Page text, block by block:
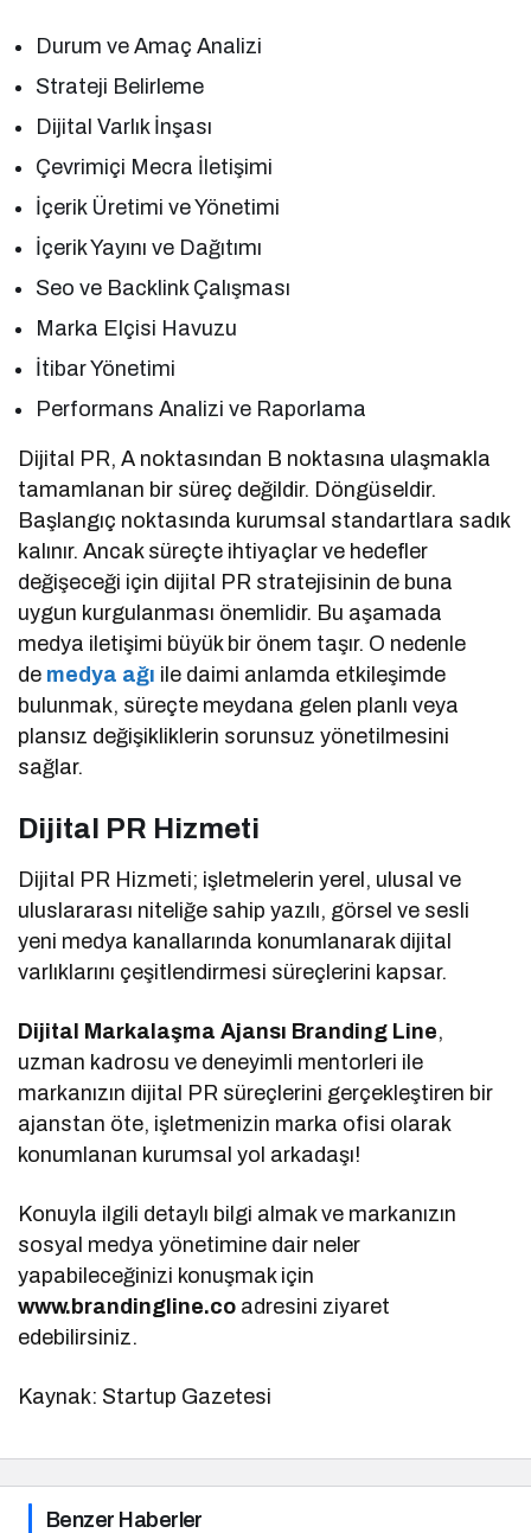
Durum ve Amaç Analizi
Strateji Belirleme
Dijital Varlık İnşası
Çevrimiçi Mecra İletişimi
İçerik Üretimi ve Yönetimi
İçerik Yayını ve Dağıtımı
Seo ve Backlink Çalışması
Marka Elçisi Havuzu
İtibar Yönetimi
Performans Analizi ve Raporlama
Dijital PR, A noktasından B noktasına ulaşmakla
tamamlanan bir süreç değildir. Döngüseldir.
Başlangıç noktasında kurumsal standartlara sadık
kalınır. Ancak süreçte ihtiyaçlar ve hedefler
değişeceği için dijital PR stratejisinin de buna
uygun kurgulanması önemlidir. Bu aşamada
medya iletişimi büyük bir önem taşır. O nedenle
de medya ağı ile daimi anlamda etkileşimde
bulunmak, süreçte meydana gelen planlı veya
plansız değişikliklerin sorunsuz yönetilmesini
sağlar.
Dijital PR Hizmeti
Dijital PR Hizmeti; işletmelerin yerel, ulusal ve
uluslararası niteliğe sahip yazılı, görsel ve sesli
yeni medya kanallarında konumlanarak dijital
varlıklarını çeşitlendirmesi süreçlerini kapsar.
Dijital Markalaşma Ajansı Branding Line,
uzman kadrosu ve deneyimli mentorleri ile
markanızın dijital PR süreçlerini gerçekleştiren bir
ajanstan öte, işletmenizin marka ofisi olarak
konumlanan kurumsal yol arkadaşı!
Konuyla ilgili detaylı bilgi almak ve markanızın
sosyal medya yönetimine dair neler
yapabileceğinizi konuşmak için
www.brandingline.co adresini ziyaret
edebilirsiniz.
Kaynak: Startup Gazetesi
Benzer Haberler